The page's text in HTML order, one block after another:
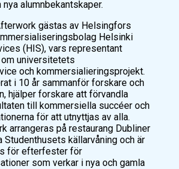
alumnbekantskaper.
gästas av Helsingfors
Helsinki
(HIS), vars representant
universitetets
och kommersialieringsprojekt.
i 10 år sammanför forskare och
hjälper forskare att förvandla
till kommersiella succéer och
för att utnyttjas av alla.
arrangeras på restaurang Dubliner
Studenthusets källarvåning och är
för efterfester för
som verkar i nya och gamla